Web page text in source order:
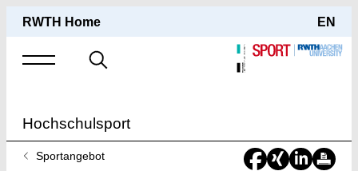
RWTH Home EN
Suche
Hochschulsport
SieSportangebot